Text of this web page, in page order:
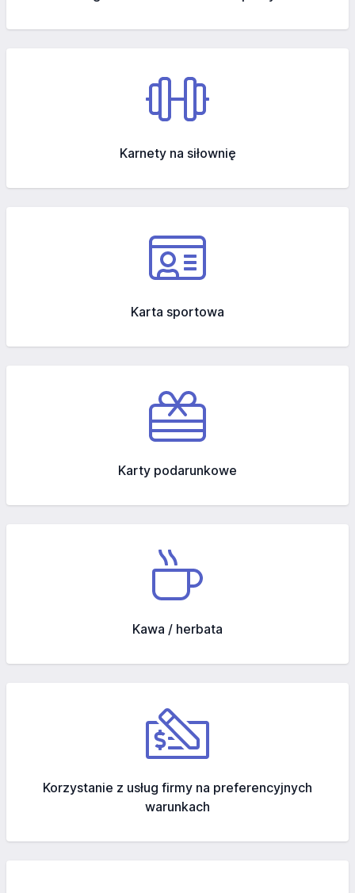
Karnety na siłownię
Karta sportowa
Karty podarunkowe
Kawa / herbata
Korzystanie z usług firmy na preferencyjnych
warunkach